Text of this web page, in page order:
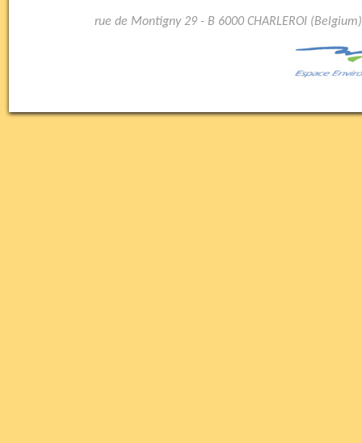
rue de Montigny 29 - B 6000 CHARLEROI